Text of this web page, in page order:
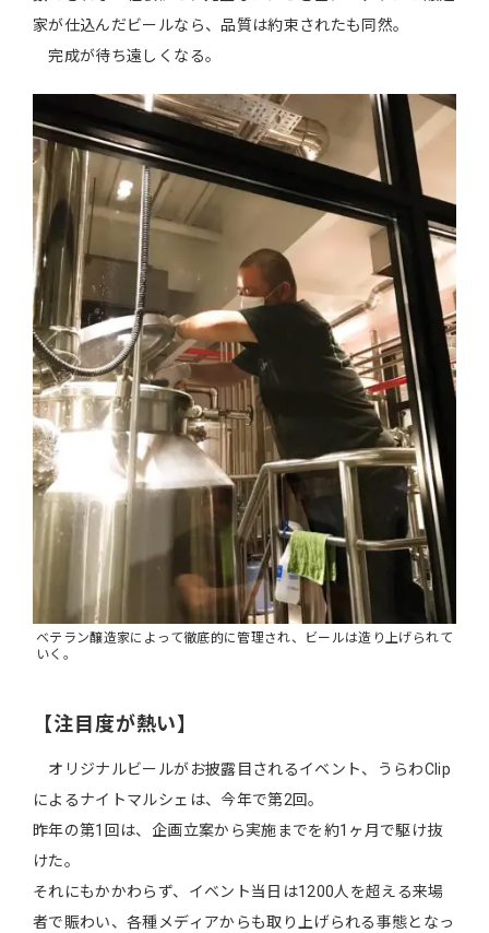
家が仕込んだビールなら、品質は約束されたも同然。
完成が待ち遠しくなる。
ベテラン醸造家によって徹底的に管理され、ビールは造り上げられて
いく。
【注目度が熱い】
オリジナルビールがお披露目されるイベント、うらわClip
によるナイトマルシェは、今年で第2回。
昨年の第1回は、企画立案から実施までを約1ヶ月で駆け抜
けた。
それにもかかわらず、イベント当日は1200人を超える来場
者で賑わい、各種メディアからも取り上げられる事態となっ